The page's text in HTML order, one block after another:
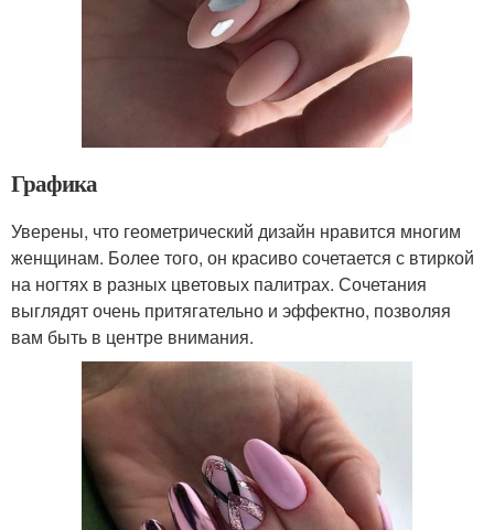
Графика
Уверены, что геометрический дизайн нравится многим
женщинам. Более того, он красиво сочетается с втиркой
на ногтях в разных цветовых палитрах. Сочетания
выглядят очень притягательно и эффектно, позволяя
вам быть в центре внимания.